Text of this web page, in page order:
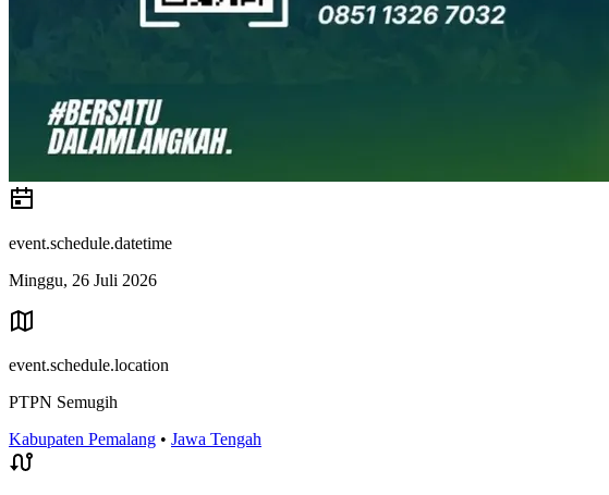
event.schedule.datetime
Minggu, 26 Juli 2026
event.schedule.location
PTPN Semugih
Kabupaten Pemalang • Jawa Tengah